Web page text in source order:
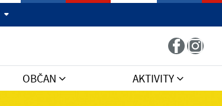
OBČAN AKTIVITY